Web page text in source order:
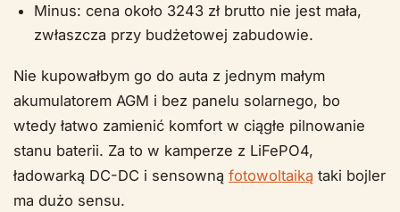
Minus: cena około 3243 zł brutto nie jest mała,
zwłaszcza przy budżetowej zabudowie.
Nie kupowałbym go do auta z jednym małym
akumulatorem AGM i bez panelu solarnego, bo
wtedy łatwo zamienić komfort w ciągłe pilnowanie
stanu baterii. Za to w kamperze z LiFePO4,
ładowarką DC-DC i sensowną fotowoltaiką taki bojler
ma dużo sensu.